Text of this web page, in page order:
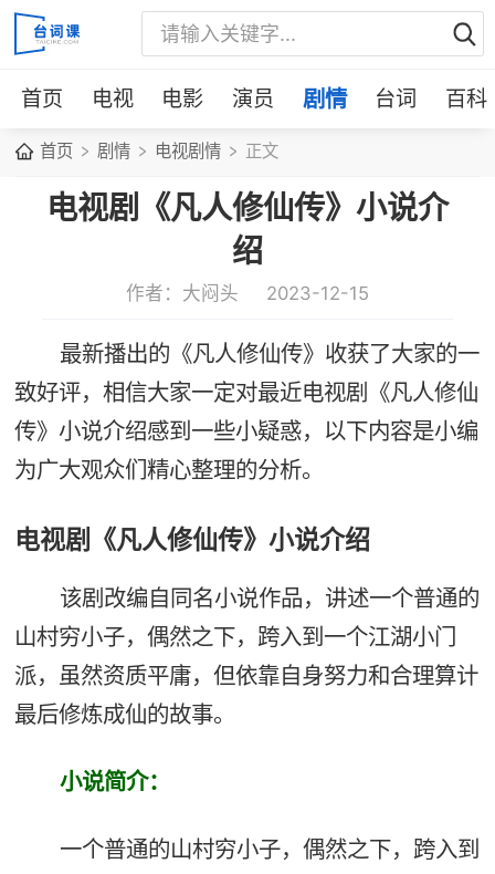
首页 电视 电影 演员 剧情 台词 百科
首页 剧情 电视剧情 正文
电视剧《凡人修仙传》小说介
绍
作者：大闷头 2023-12-15
最新播出的《凡人修仙传》收获了大家的一
致好评，相信大家一定对最近电视剧《凡人修仙
传》小说介绍感到一些小疑惑，以下内容是小编
为广大观众们精心整理的分析。
电视剧《凡人修仙传》小说介绍
该剧改编自同名小说作品，讲述一个普通的
山村穷小子，偶然之下，跨入到一个江湖小门
派，虽然资质平庸，但依靠自身努力和合理算计
最后修炼成仙的故事。
小说简介：
一个普通的山村穷小子，偶然之下，跨入到